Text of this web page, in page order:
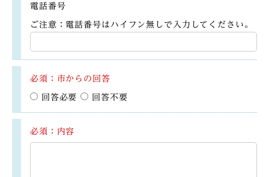
電話番号
ご注意：電話番号はハイフン無しで入力してください。
必須：市からの回答
回答必要 回答不要
必須：内容